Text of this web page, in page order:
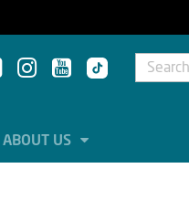
ABOUT US